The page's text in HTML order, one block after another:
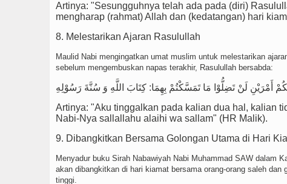
Artinya: "Sesungguhnya telah ada pada (diri)
mengharap (rahmat) Allah dan (kedatangan) hari
8. Melestarikan Ajaran Rasulullah
Maulid Nabi mengingatkan umat muslim untuk melestarikan
sebelum mengembuskan napas terakhir, Rasulullah bersabda:
أَمْرَيْنِ لَنْ تَضِلُّوْا مَا تَمَسَّكْتُمْ بِهِمَا: كِتَابَ اللَّهِ وَ سُنَّةَ رَسُوْلِهِ
Artinya: "Aku tinggalkan pada kalian dua hal, kalian
Nabi-Nya sallallahu alaihi wa sallam" (HR Malik).
9. Dibangkitkan Bersama Golongan Utama di Hari
Menyadur buku Sirah Nabawiyah Nabi Muhammad SAW dalam
akan dibangkitkan di hari kiamat bersama orang-orang saleh
tinggi.